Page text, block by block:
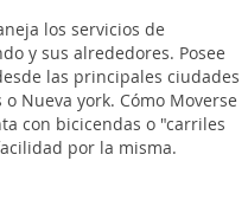
los servicios de
y sus alrededores. Posee
las principales ciudades
Nueva york. Cómo Moverse
con bicicendas o "carriles
por la misma.